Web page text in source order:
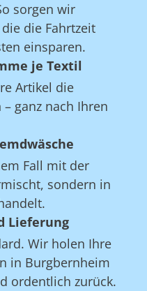
sorgen wir
die Fahrtzeit
einsparen.
je Textil
Artikel die
ganz nach Ihren
Fall mit der
sondern in
Lieferung
Wir holen Ihre
in Burgbernheim
ordentlich zurück.